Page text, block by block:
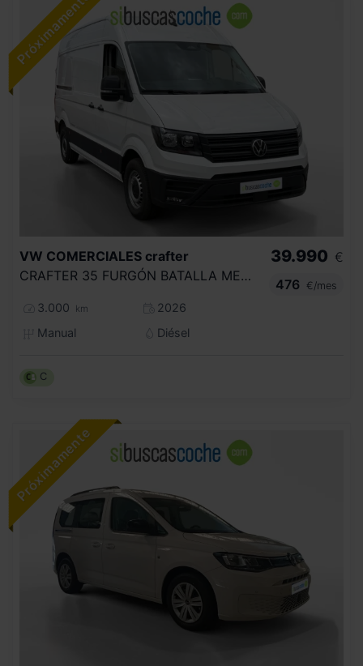
VW COMERCIALES crafter
CRAFTER 35 FURGÓN BATALLA MEDIA L3H2 2.0 TDI EU6 EC SCR FWD 103 KW (140 CV) 6 VEL. 3500 KG
3.000 km
2026
Manual
Diésel
39.990 €
476
€/mes
C